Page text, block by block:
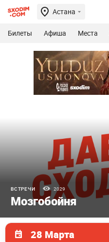
Астана
Билеты Афиша Места
ВСТРЕЧИ 2029
Мозгобойня
28 Марта